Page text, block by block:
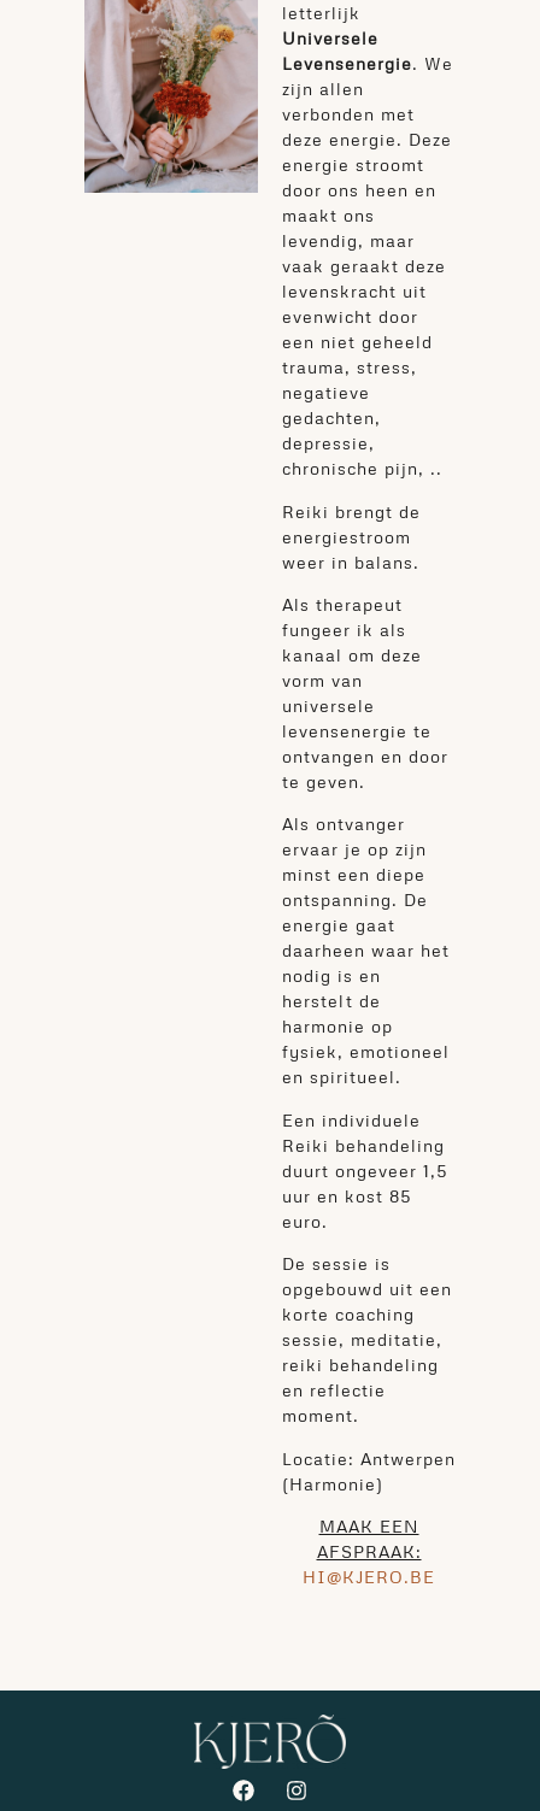
letterlijk
Universele
Levensenergie. We
zijn allen
verbonden met
deze energie. Deze
energie stroomt
door ons heen en
maakt ons
levendig, maar
vaak geraakt deze
levenskracht uit
evenwicht door
een niet geheeld
trauma, stress,
negatieve
gedachten,
depressie,
chronische pijn, ..
Reiki brengt de
energiestroom
weer in balans.
Als therapeut
fungeer ik als
kanaal om deze
vorm van
universele
levensenergie te
ontvangen en door
te geven.
Als ontvanger
ervaar je op zijn
minst een diepe
ontspanning. De
energie gaat
daarheen waar het
nodig is en
herstelt de
harmonie op
fysiek, emotioneel
en spiritueel.
Een individuele
Reiki behandeling
duurt ongeveer 1,5
uur en kost 85
euro.
De sessie is
opgebouwd uit een
korte coaching
sessie, meditatie,
reiki behandeling
en reflectie
moment.
Locatie: Antwerpen
(Harmonie)
MAAK EEN
AFSPRAAK:
HI@KJERO.BE